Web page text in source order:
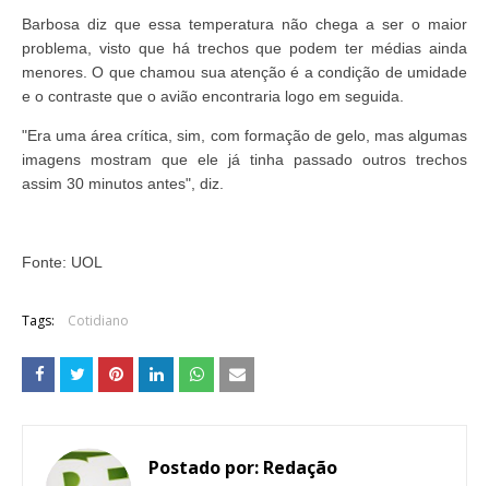
Barbosa diz que essa temperatura não chega a ser o maior
problema, visto que há trechos que podem ter médias ainda
menores. O que chamou sua atenção é a condição de umidade
e o contraste que o avião encontraria logo em seguida.
"Era uma área crítica, sim, com formação de gelo, mas algumas
imagens mostram que ele já tinha passado outros trechos
assim 30 minutos antes", diz.
Fonte: UOL
Tags: Cotidiano
Postado por: Redação